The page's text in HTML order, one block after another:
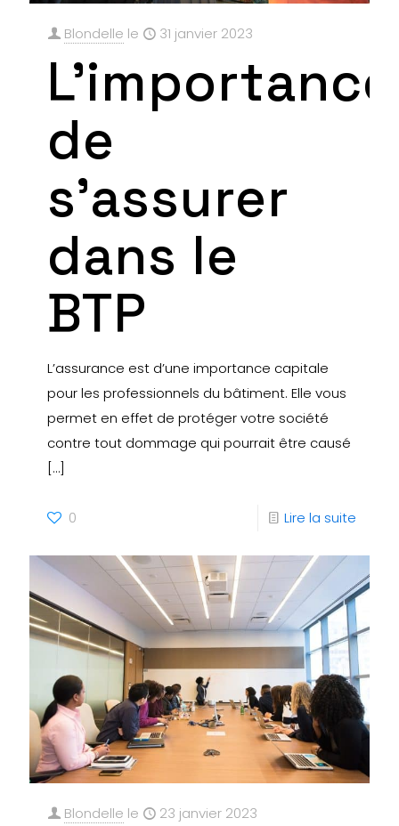
Blondelle le 31 janvier 2023
L’importance
de
s’assurer
dans le
BTP
L’assurance est d’une importance capitale
pour les professionnels du bâtiment. Elle vous
permet en effet de protéger votre société
contre tout dommage qui pourrait être causé
[…]
0 Lire la suite
Blondelle le 23 janvier 2023